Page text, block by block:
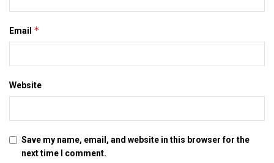
Email *
Website
Save my name, email, and website in this browser for the
next time I comment.